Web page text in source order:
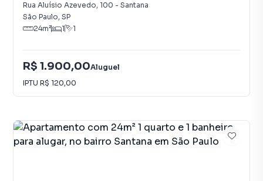
Rua Aluísio Azevedo, 100 - Santana
São Paulo, SP
24m² 1 1
R$ 1.900,00Aluguel
IPTU R$ 120,00